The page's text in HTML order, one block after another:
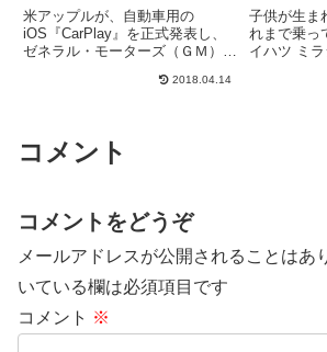
音声認識で楽々操作！
米アップルが、自動車用の
iOS『CarPlay』を正式発表し、
ゼネラル・モーターズ（ＧＭ）、
ランドローバー、アウディ、トヨ
動車、日産自動車、富士重工
業、...
2018.04.14
子供が生ま
れまで乗っ
イハツ ミ
のが今年1
コメント
コメントをどうぞ
メールアドレスが公開されることはあ
いている欄は必須項目です
コメント ※